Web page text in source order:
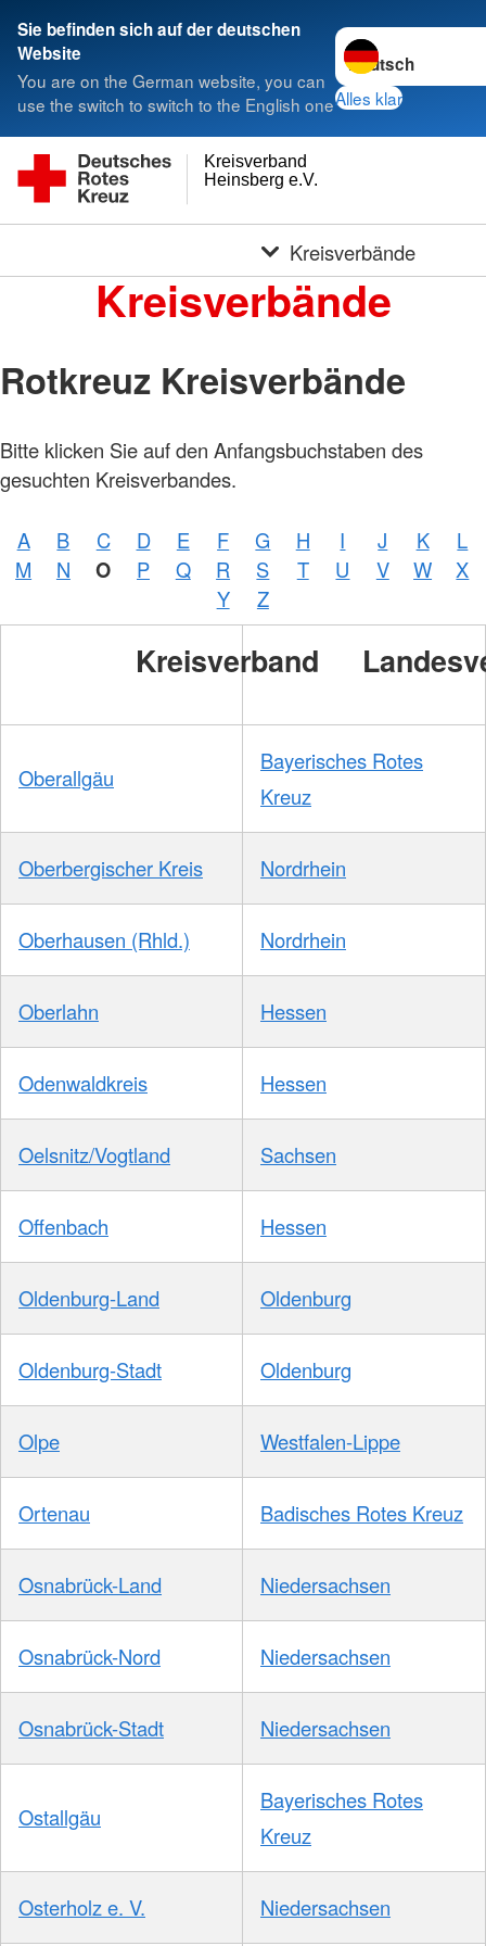
Sie befinden sich auf der deutschen
Website
You are on the German website, you can
use the switch to switch to the English one
Sprache wechseln
Alles klar
Heinsberg e.V.
Kreisverband
Kreisverbände
Kreisverbände
Rotkreuz Kreisverbände
Bitte klicken Sie auf den Anfangsbuchstaben des
gesuchten Kreisverbandes.
A B C D E F G H I J K
L
M
N O P Q R S T U V W
X
Y
Z
Kreisverband
Oberallgäu
Bayerisches Rotes
Kreuz
Oberbergischer Kreis Nordrhein
Oberhausen (Rhld.) Nordrhein
Oberlahn Hessen
Odenwaldkreis Hessen
Oelsnitz/Vogtland Sachsen
Offenbach Hessen
Oldenburg-Land Oldenburg
Oldenburg-Stadt Oldenburg
Olpe Westfalen-Lippe
Ortenau Badisches Rotes Kreuz
Osnabrück-Land Niedersachsen
Osnabrück-Nord Niedersachsen
Osnabrück-Stadt Niedersachsen
Ostallgäu
Bayerisches Rotes
Kreuz
Osterholz e. V. Niedersachsen